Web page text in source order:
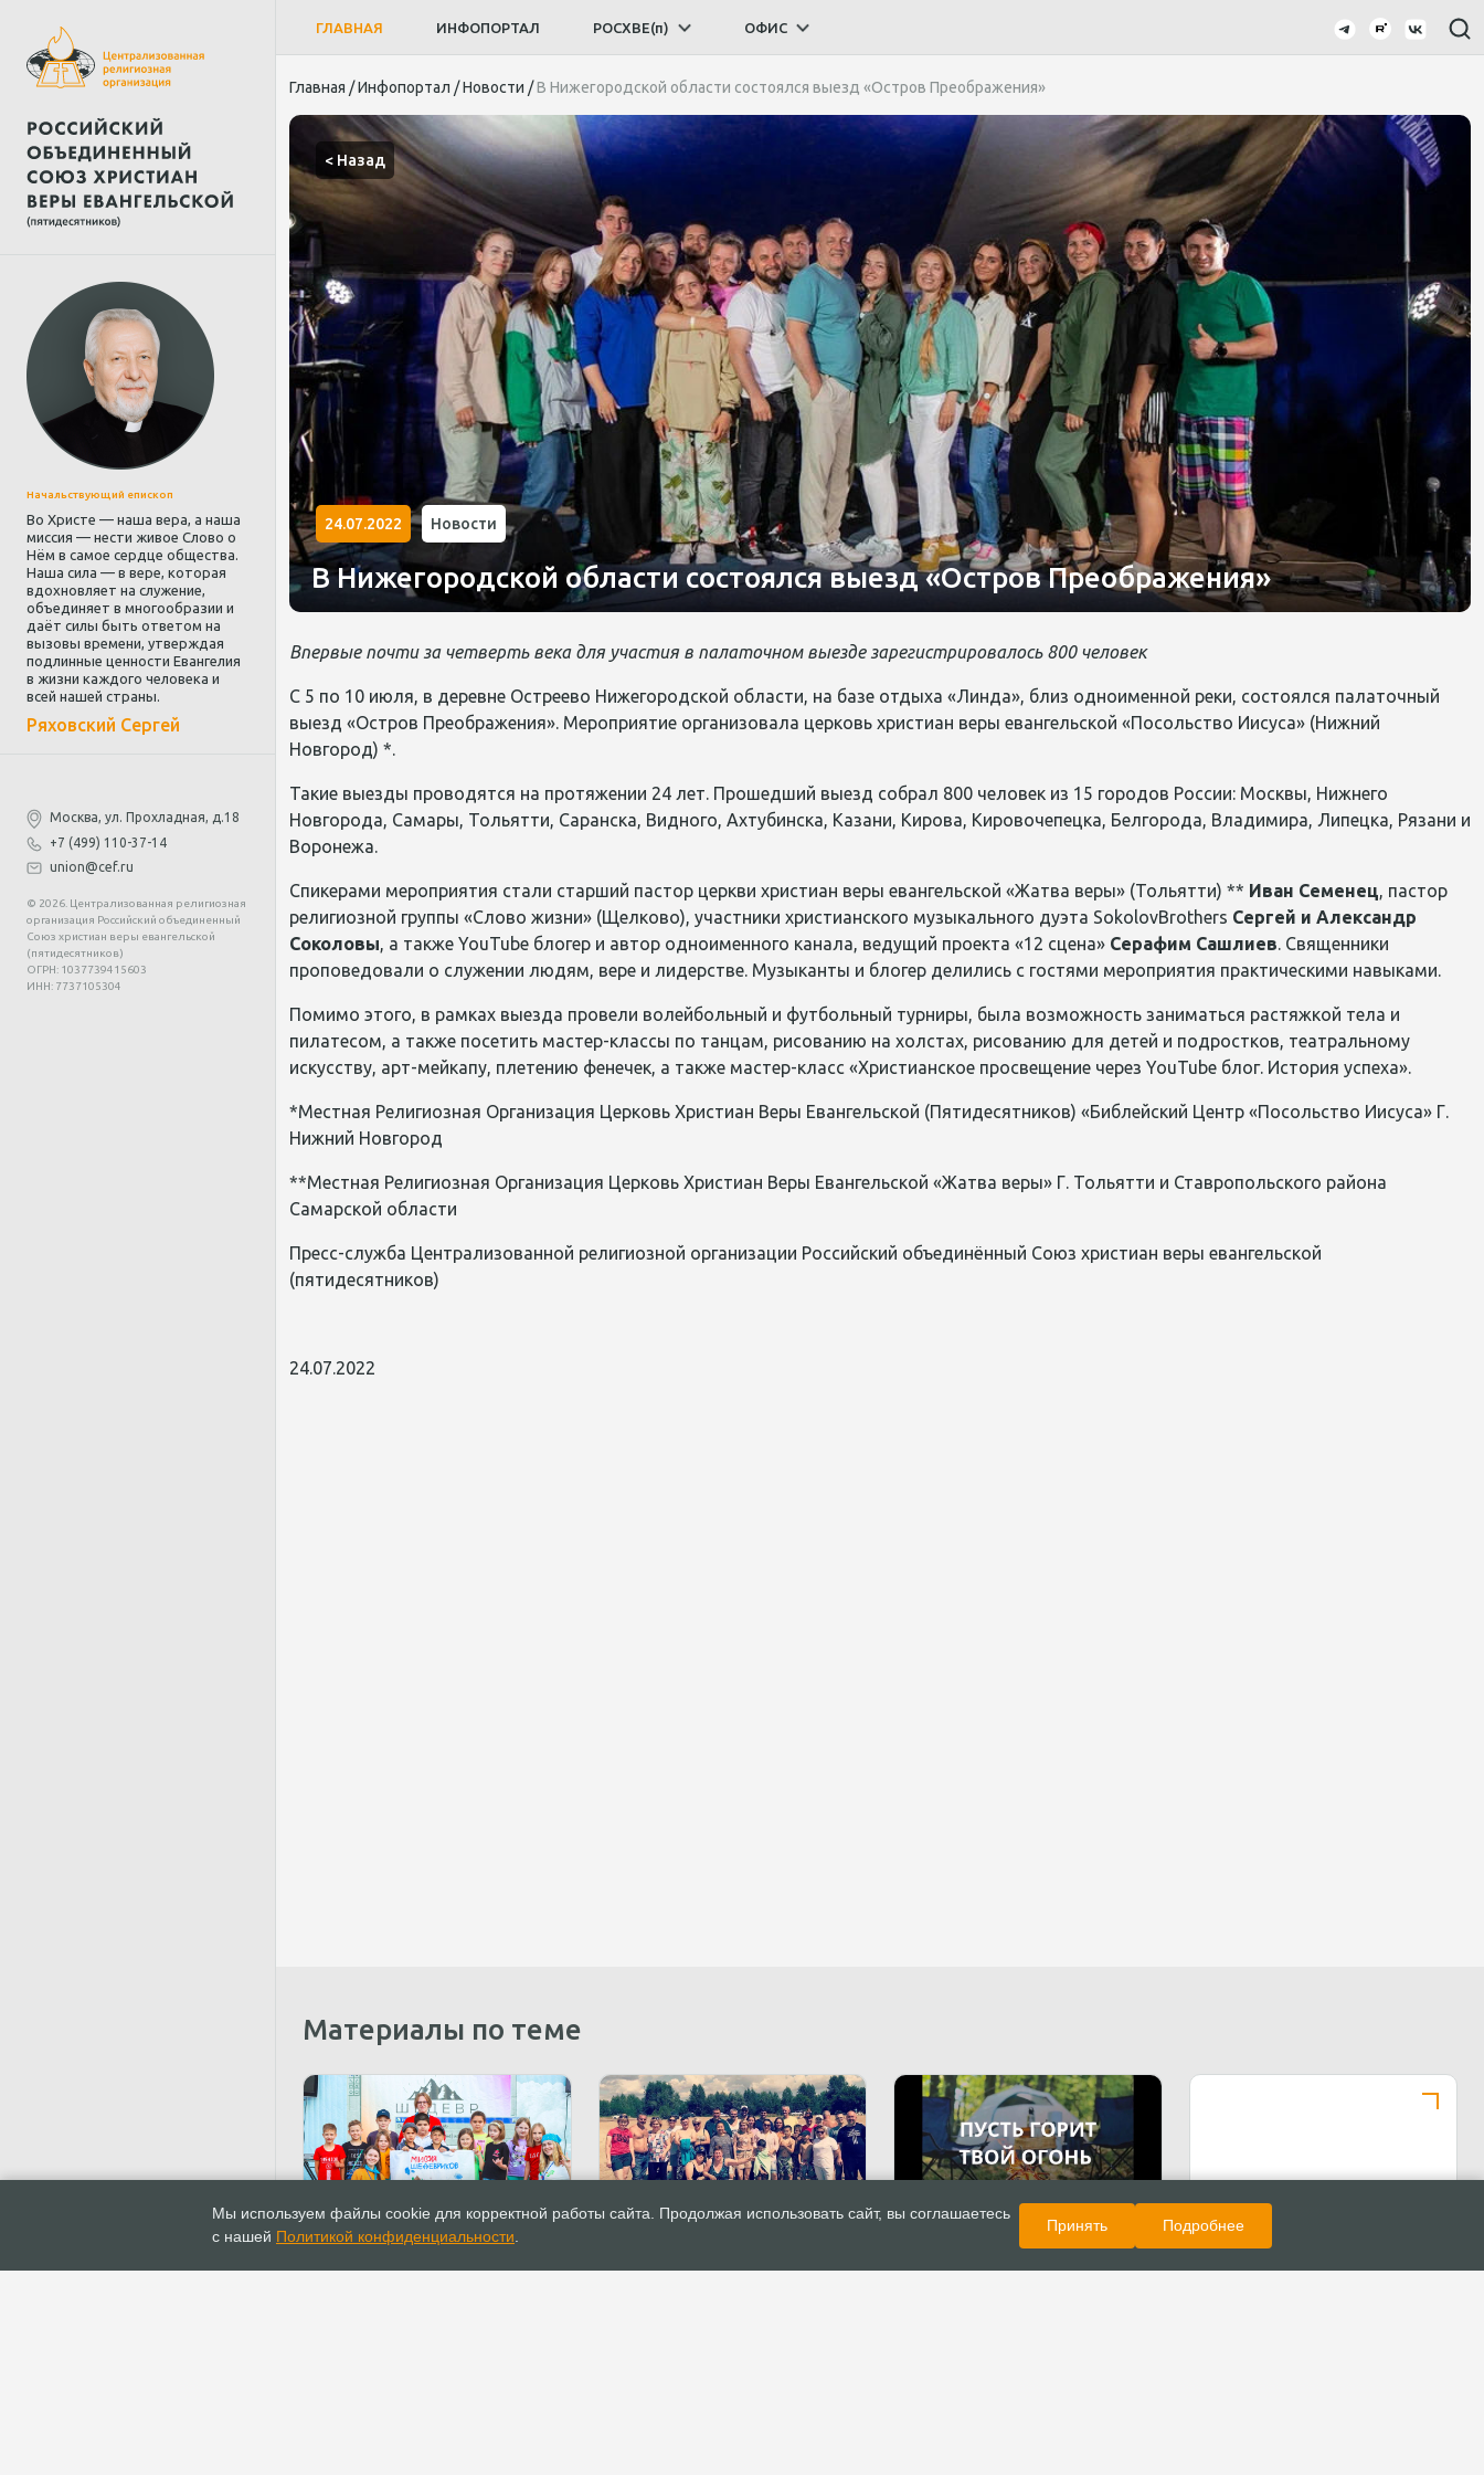
Начальствующий епископ
Во Христе — наша вера, а наша
миссия — нести живое Слово о
Нём в самое сердце общества.
Наша сила — в вере, которая
вдохновляет на служение,
объединяет в многообразии и
даёт силы быть ответом на
вызовы времени, утверждая
подлинные ценности Евангелия
в жизни каждого человека и
всей нашей страны.
Ряховский Сергей
Москва, ул. Прохладная, д.18
+7 (499) 110-37-14
union@cef.ru
© 2026. Централизованная религиозная
организация Российский объединенный
Союз христиан веры евангельской
(пятидесятников)
ОГРН: 1037739415603
ИНН: 7737105304
ГЛАВНАЯ ИНФОПОРТАЛ РОСХВЕ(п) ОФИС
Главная /Инфопортал /Новости /В Нижегородской области состоялся выезд «Остров Преображения»
< Назад
24.07.2022 Новости
В Нижегородской области состоялся выезд «Остров Преображения»
Впервые почти за четверть века для участия в палаточном выезде зарегистрировалось 800 человек
С 5 по 10 июля, в деревне Остреево Нижегородской области, на базе отдыха «Линда», близ одноименной реки, состоялся палаточный
выезд «Остров Преображения». Мероприятие организовала церковь христиан веры евангельской «Посольство Иисуса» (Нижний
Новгород) *.
Такие выезды проводятся на протяжении 24 лет. Прошедший выезд собрал 800 человек из 15 городов России: Москвы, Нижнего
Новгорода, Самары, Тольятти, Саранска, Видного, Ахтубинска, Казани, Кирова, Кировочепецка, Белгорода, Владимира, Липецка, Рязани и
Воронежа.
Спикерами мероприятия стали старший пастор церкви христиан веры евангельской «Жатва веры» (Тольятти) ** Иван Семенец, пастор
религиозной группы «Слово жизни» (Щелково), участники христианского музыкального дуэта SokolovBrothers Сергей и Александр
Соколовы, а также YouTube блогер и автор одноименного канала, ведущий проекта «12 сцена» Серафим Сашлиев. Священники
проповедовали о служении людям, вере и лидерстве. Музыканты и блогер делились с гостями мероприятия практическими навыками.
Помимо этого, в рамках выезда провели волейбольный и футбольный турниры, была возможность заниматься растяжкой тела и
пилатесом, а также посетить мастер-классы по танцам, рисованию на холстах, рисованию для детей и подростков, театральному
искусству, арт-мейкапу, плетению фенечек, а также мастер-класс «Христианское просвещение через YouTube блог. История успеха».
*Местная Религиозная Организация Церковь Христиан Веры Евангельской (Пятидесятников) «Библейский Центр «Посольство Иисуса» Г.
Нижний Новгород
**Местная Религиозная Организация Церковь Христиан Веры Евангельской «Жатва веры» Г. Тольятти и Ставропольского района
Самарской области
Пресс-служба Централизованной религиозной организации Российский объединённый Союз христиан веры евангельской
(пятидесятников)
24.07.2022
Материалы по теме
В Томской области состоялся
подростковый выезд
Новосибирские христиане
Конференцию «Макариха» в
Нижегородской области
Мы используем файлы cookie для корректной работы сайта. Продолжая использовать сайт, вы соглашаетесь
с нашей Политикой конфиденциальности
Принять Подробнее